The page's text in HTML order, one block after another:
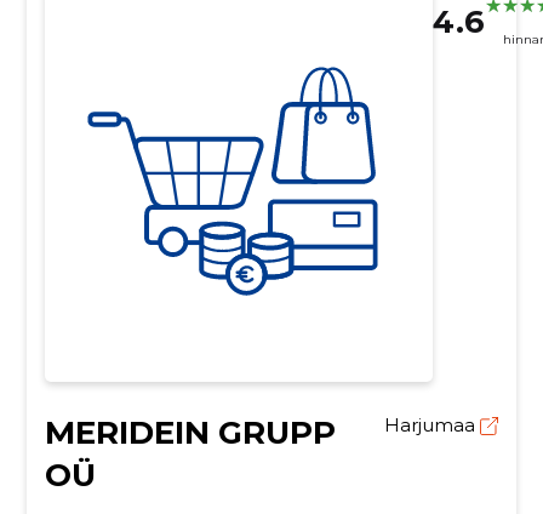
4.6
MERIDEIN GRUPP
OÜ
Harjumaa